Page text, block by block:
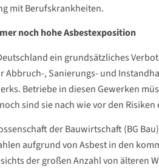
mit Berufskrankheiten.
noch hohe Asbestexposition
ein grundsätzliches
Abbruch-, Sanierungs- und
Betriebe in diesen Gewerken
sind sie nach wie vor den
der Bauwirtschaft (BG
aufgrund von Asbest in den
der großen Anzahl von älteren